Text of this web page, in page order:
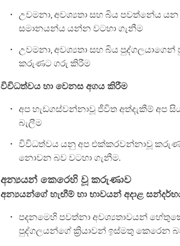
උවමනා, අවශ්‍යතා සහ බිය පවත්නේය
සමානයන්ය යන්න වටහා ගැනීම
උවමනා, අවශ්‍යතා සහ බිය
කරුණට ගරු කිරීම
විවිධත්වය හා වෙනස අගය කිරීම
අප හැඩගස්වන්නාවූ ජීවිත අත්දැකීම් අප
බැලීම
විවිධත්වය යනු අප එක්කරවන්නාවූ
නොවන බව වටහා ගැනීම.
අන්‍යයන් කෙරෙහි වූ කරුණාව
අන්‍යයන්ගේ හැඟීම් හා භාවයන් අදාළ
පදනමෙහි පවත්නා අවශ්‍යතාවයන්
පුද්ගලයන්ගේ ක්‍රියාවන් ඉස්මතු කෙරෙන